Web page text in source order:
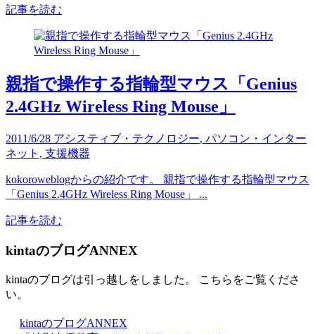
記事を読む
親指で操作する指輪型マウス「Genius
2.4GHz Wireless Ring Mouse」
2011/6/28 アシスティブ・テクノロジー, パソコン・インター
ネット , 支援機器
kokoroweblogからの紹介です。 親指で操作する指輪型マウス
「Genius 2.4GHz Wireless Ring Mouse」 ...
記事を読む
kintaのブログANNEX
kintaのブログは引っ越しをしました。 こちらをご覧くださ
い。
kintaのブログANNEX